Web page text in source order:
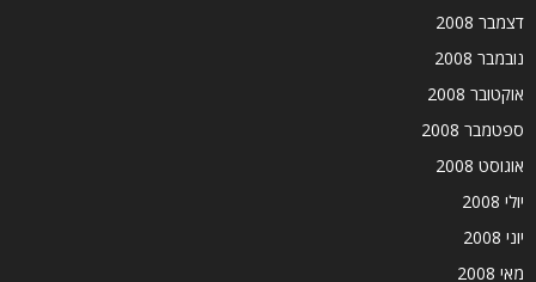
דצמבר 2008
נובמבר 2008
אוקטובר 2008
ספטמבר 2008
אוגוסט 2008
יולי 2008
יוני 2008
מאי 2008